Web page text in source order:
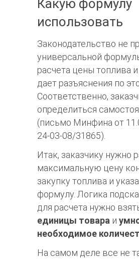
Какую формулу
использовать
Законодательство не
универсальной
расчета цены топлива
дает разъяснения по
Соответственно,
определиться
(письмо Минфина от
24-03-08/31865).
Итак, заказчику нужно
максимальную цену
закупку топлива и
формулу. Логика
для расчета нужно
единицы товара и
необходимое
На самом деле все не